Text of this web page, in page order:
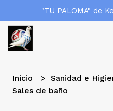
"TU PALOMA" de
Inicio Sanidad e
Sales de baño